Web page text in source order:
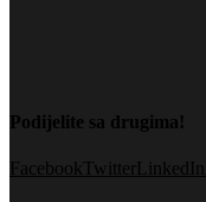
Podijelite sa drugima!
Facebook TwitterLinkedIn